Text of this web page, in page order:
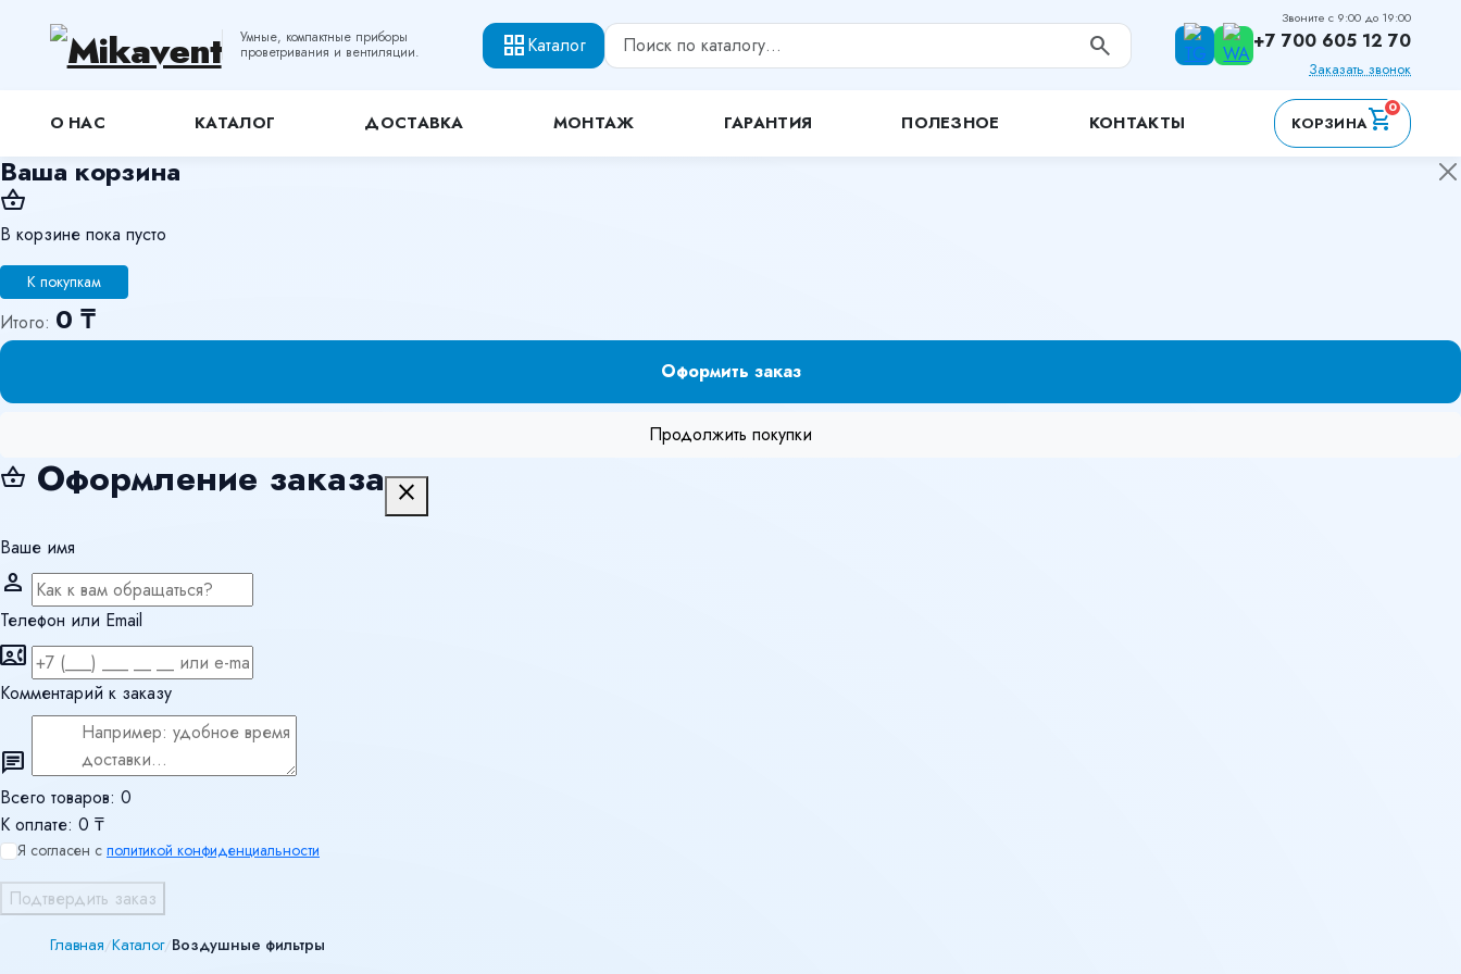
Умные, компактные приборы
проветривания и вентиляции. grid_viewКаталог search
Звоните с 9:00 до 19:00
+7 700 605 12 70
Заказать звонок
О НАС КАТАЛОГ ДОСТАВКА МОНТАЖ ГАРАНТИЯ ПОЛЕЗНОЕ КОНТАКТЫ КОРЗИНАshopping_cart0
Ваша корзина
shopping_basket
В корзине пока пусто
К покупкам
Итого: 0 ₸
Оформить заказ
Продолжить покупки
shopping_basket Оформление заказа close
Ваше имя
person
Телефон или Email
contact_phone
Комментарий к заказу
chat
Всего товаров: 0
К оплате: 0 ₸
Я согласен с политикой конфиденциальности
Подтвердить заказ
Главная/Каталог/Воздушные фильтры